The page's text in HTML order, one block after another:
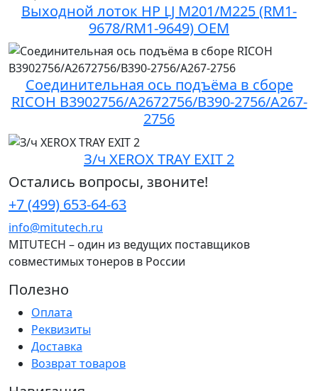
Выходной лоток HP LJ M201/M225 (RM1-
9678/RM1-9649) OEM
Соединительная ось подъёма в сборе
RICOH B3902756/A2672756/B390-2756/A267-
2756
З/ч XEROX TRAY EXIT 2
Остались вопросы, звоните!
+7 (499) 653-64-63
info@mitutech.ru
MITUTECH – один из ведущих поставщиков
совместимых тонеров в России
Полезно
Оплата
Реквизиты
Доставка
Возврат товаров